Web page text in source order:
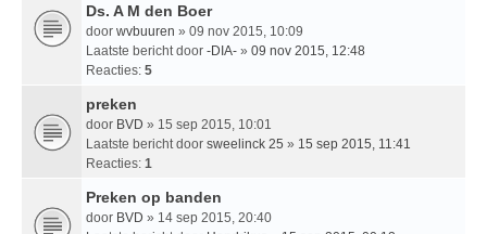
Ds. A M den Boer
door wvbuuren » 09 nov 2015, 10:09
Laatste bericht door -DIA- » 09 nov 2015, 12:48
Reacties: 5
preken
door BVD » 15 sep 2015, 10:01
Laatste bericht door sweelinck 25 » 15 sep 2015, 11:41
Reacties: 1
Preken op banden
door BVD » 14 sep 2015, 20:40